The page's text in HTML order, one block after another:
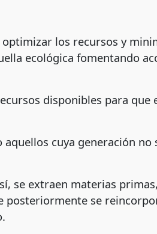
los recursos y
ecológica fomentando
disponibles para que
cuya generación no
se extraen materias
posteriormente se